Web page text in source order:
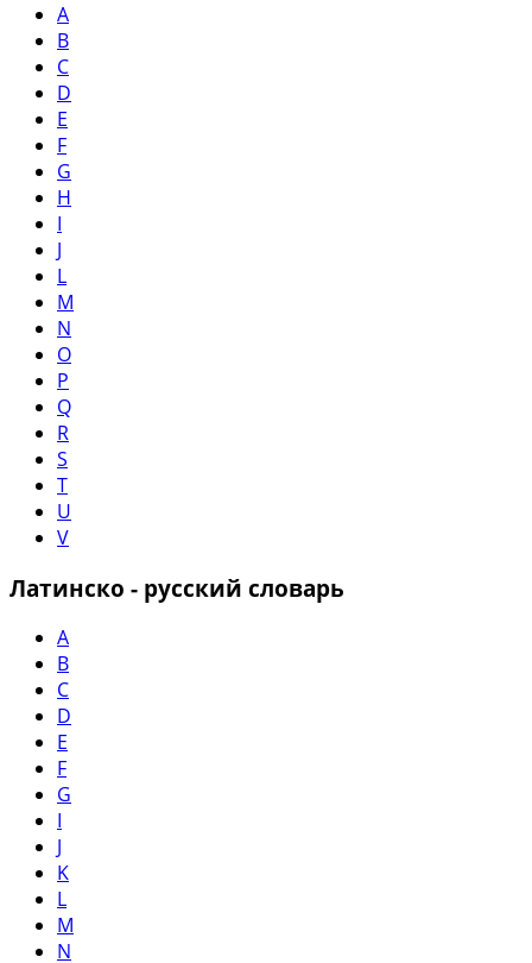
A
B
C
D
E
F
G
H
I
J
L
M
N
O
P
Q
R
S
T
U
V
Латинско - русский словарь
A
B
C
D
E
F
G
I
J
K
L
M
N